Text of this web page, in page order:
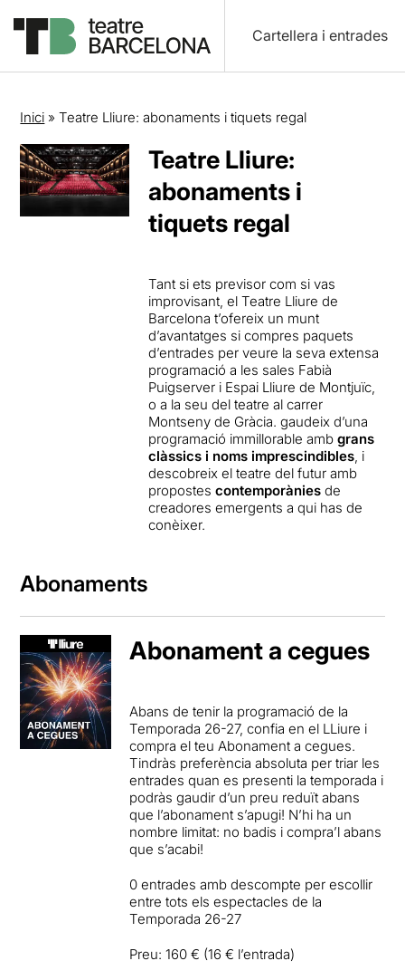
Cartellera i entrades
Inici »Teatre Lliure: abonaments i tiquets regal
Teatre Lliure:
abonaments i
tiquets regal
Tant si ets previsor com si vas
improvisant, el Teatre Lliure de
Barcelona t’ofereix un munt
d’avantatges si compres paquets
d’entrades per veure la seva extensa
programació a les sales Fabià
Puigserver i Espai Lliure de Montjuïc,
o a la seu del teatre al carrer
Montseny de Gràcia. gaudeix d’una
programació immillorable amb grans
clàssics i noms imprescindibles, i
descobreix el teatre del futur amb
propostes contemporànies de
creadores emergents a qui has de
conèixer.
Abonaments
Abonament a cegues
Abans de tenir la programació de la
Temporada 26-27, confia en el LLiure i
compra el teu Abonament a cegues.
Tindràs preferència absoluta per triar les
entrades quan es presenti la temporada i
podràs gaudir d’un preu reduït abans
que l’abonament s’apugi! N’hi ha un
nombre limitat: no badis i compra’l abans
que s’acabi!
0 entrades amb descompte per escollir
entre tots els espectacles de la
Temporada 26-27
Preu: 160 € (16 € l’entrada)